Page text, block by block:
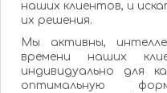
наших клиентов, и
их решения.
Мы активны, интеллектуальны и заботимся о
времени наших
индивидуально для
оптимальную форму